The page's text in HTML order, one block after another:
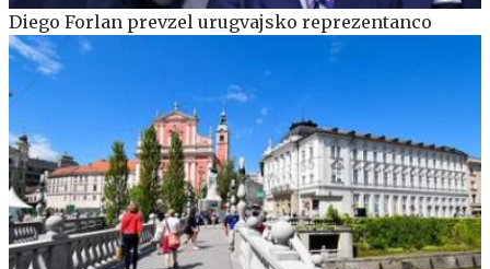
Diego Forlan prevzel urugvajsko reprezentanco